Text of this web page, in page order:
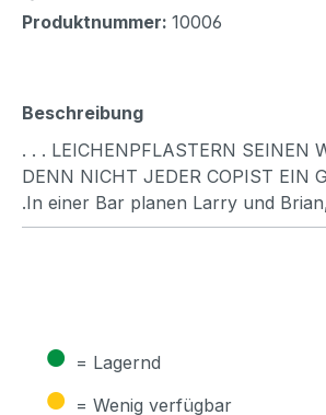
Produktnummer: 10006
Beschreibung
. . . LEICHENPFLASTERN SEINEN
DENN NICHT JEDER COPIST EIN
.In einer Bar planen Larry und
● = Lagernd
● = Wenig verfügbar